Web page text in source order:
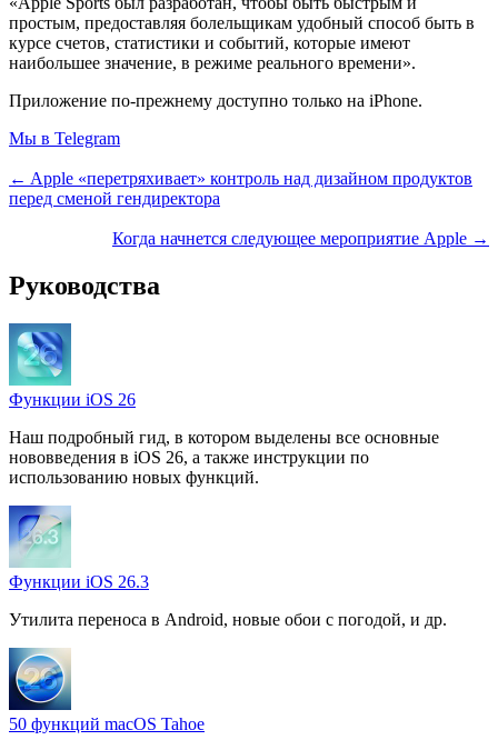
простым, предоставляя болельщикам удобный способ быть в
курсе счетов, статистики и событий, которые имеют
наибольшее значение, в режиме реального времени».
Приложение по-прежнему доступно только на iPhone.
Мы в Telegram
← Apple «перетряхивает» контроль над дизайном продуктов
перед сменой гендиректора
Когда начнется следующее мероприятие Apple →
Руководства
Функции iOS 26
Наш подробный гид, в котором выделены все основные
нововведения в iOS 26, а также инструкции по
использованию новых функций.
Функции iOS 26.3
Утилита переноса в Android, новые обои с погодой, и др.
50 функций macOS Tahoe